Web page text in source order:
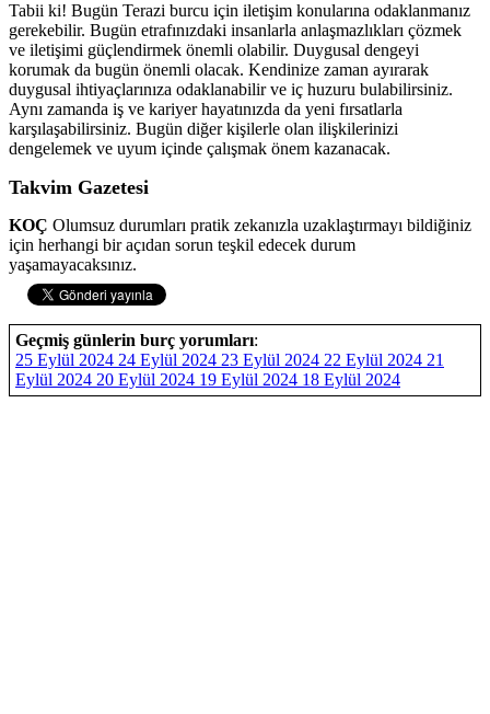
Tabii ki! Bugün Terazi burcu için iletişim konularına odaklanmanız
gerekebilir. Bugün etrafınızdaki insanlarla anlaşmazlıkları çözmek
ve iletişimi güçlendirmek önemli olabilir. Duygusal dengeyi
korumak da bugün önemli olacak. Kendinize zaman ayırarak
duygusal ihtiyaçlarınıza odaklanabilir ve iç huzuru bulabilirsiniz.
Aynı zamanda iş ve kariyer hayatınızda da yeni fırsatlarla
karşılaşabilirsiniz. Bugün diğer kişilerle olan ilişkilerinizi
dengelemek ve uyum içinde çalışmak önem kazanacak.
Takvim Gazetesi
KOÇ Olumsuz durumları pratik zekanızla uzaklaştırmayı bildiğiniz
için herhangi bir açıdan sorun teşkil edecek durum
yaşamayacaksınız.
Geçmiş günlerin burç yorumları:
25 Eylül 2024 24 Eylül 2024 23 Eylül 2024 22 Eylül 2024 21
Eylül 2024 20 Eylül 2024 19 Eylül 2024 18 Eylül 2024